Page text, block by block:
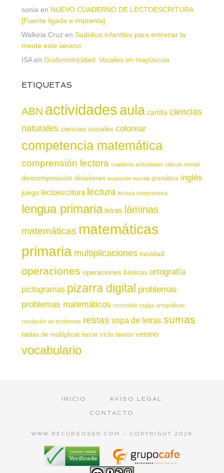
sonia en NUEVO CUADERNO DE LECTOESCRITURA
[Fuente ligada e imprenta]
Walkiria Cruz en Sudokus infantiles para entrenar la
mente este verano
ISAen Grafomotricidad. Vocales en mayúscula
ETIQUETAS
ABN actividadesaula cartilla ciencias
naturales ciencias sociales colorear
competencia matemática
comprensión lectora cuaderno actividades cálculo mental
descomposición divisiones expresión escrita gramática inglés
juego lectoescritura lectura lectura comprensiva
lengua primaria letras láminas
matemáticas matemáticas
primaria multiplicaciones navidad
operaciones operaciones básicas ortografía
pictogramas pizarra digital problemas
problemas matemáticos recortable reglas ortográficas
resolución de problemas restas sopa de letras sumas
tablas de multiplicar tercer ciclo textos verano
vocabulario
INICIO
AVISO LEGAL
CONTACTO
WWW.RECURSOSEP.COM - COPYRIGHT 2026